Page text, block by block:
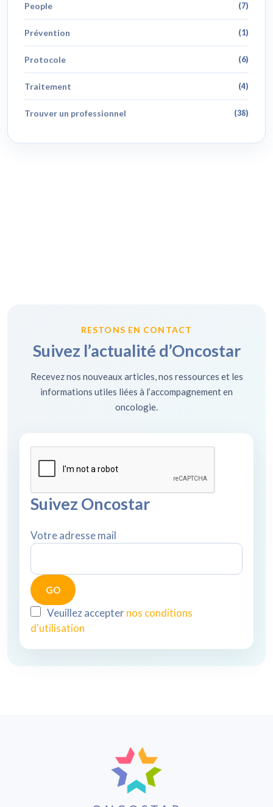
People (7)
Prévention (1)
Protocole (6)
Traitement (4)
Trouver un professionnel (38)
RESTONS EN CONTACT
Suivez l’actualité d’Oncostar
Recevez nos nouveaux articles, nos ressources et les
informations utiles liées à l’accompagnement en
oncologie.
Suivez Oncostar
Votre adresse mail
Veuillez accepternos conditions
d'utilisation